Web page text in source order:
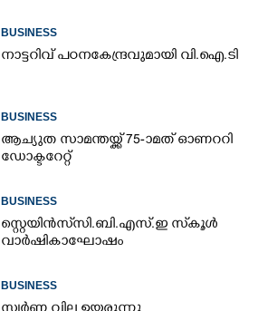
BUSINESS
നാ​ട്ട​റി​വ് ​പ​ഠ​ന​കേ​ന്ദ്ര​വു​മാ​യി​ ​വി.​ഐ.​ടി
BUSINESS
ആച്യുത സാമന്തയ്ക്ക് 75-ാമത് ഓണററി
ഡോക്ടറേറ്റ്
BUSINESS
സ്റ്റെയിൻസ് സി.ബി.എസ്.ഇ സ്‌കൂൾ
വാർഷികാഘോഷം
BUSINESS